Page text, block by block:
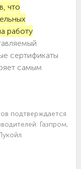
что
работу
сертификаты
самым
подтверждается
Газпром,